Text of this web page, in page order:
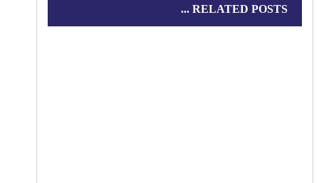
RELATED POSTS ...